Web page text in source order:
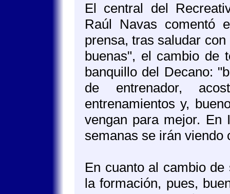
El central del
Raúl Navas comentó
prensa, tras saludar
buenas", el cambio de
banquillo del Decano:
de entrenador,
entrenamientos y,
vengan para mejor. En
semanas se irán
En cuanto al cambio
la formación, pues,